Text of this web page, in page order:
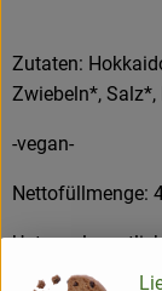
Zutaten:
Zwiebeln*,
-vegan-
Nettofüllmenge:
Unter
Nach dem